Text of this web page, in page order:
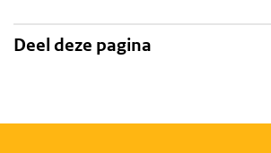
Deel deze pagina